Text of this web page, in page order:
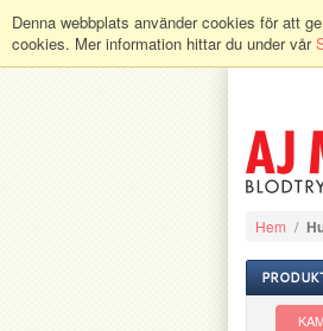
Denna webbplats använder cookies för att
cookies. Mer information hittar du under vår
Hem /